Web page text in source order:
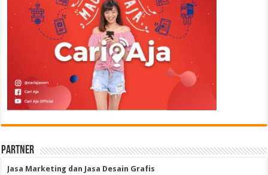
Partner
Jasa Marketing dan Jasa Desain Grafis